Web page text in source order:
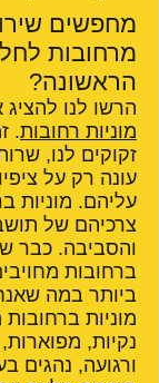
מחפשים
מרחובות
הראשונה?
הרשו לנו
מוניות רחובות.
זקוקים לנו,
עונה רק על
עליהם. מוניות
צרכיהם של
והסביבה. כבר
ברחובות
ביותר במה
מוניות ברחובות
נקיות,
ורגועה, נהגים